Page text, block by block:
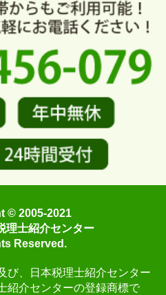
© 2005-2021
理士紹介センター
Reserved.
び、日本税理士紹介センター
紹介センターの登録商標で